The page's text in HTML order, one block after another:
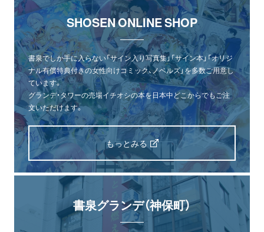
SHOSEN ONLINE SHOP
書泉でしか手に入らない「サイン入り写真集」「サイン本」「オリジ
ナル有償特典付きの女性向けコミック、ノベルズ」を多数ご用意し
ています。
グランデ・タワーの売場イチオシの本を日本中どこからでもご注
文いただけます。
もっとみる
書泉グランデ（神保町）